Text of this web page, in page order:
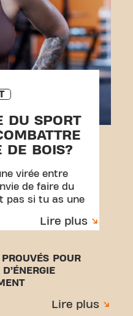
DU SPORT
DE BOIS?
virée entre
de faire du
pas si tu as une
de la veille est
Lire plus
POUR
Lire plus